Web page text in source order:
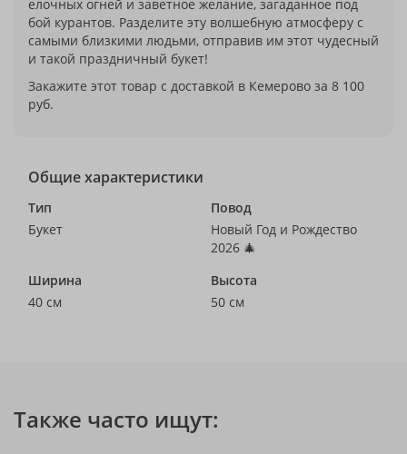
елочных огней и заветное желание, загаданное под
бой курантов. Разделите эту волшебную атмосферу с
самыми близкими людьми, отправив им этот чудесный
и такой праздничный букет!
Закажите этот товар с доставкой в Кемерово за 8 100
руб.
Общие характеристики
Тип
Букет
Повод
Новый Год и Рождество
2026 🎄
Ширина
40 см
Высота
50 см
Также часто ищут: